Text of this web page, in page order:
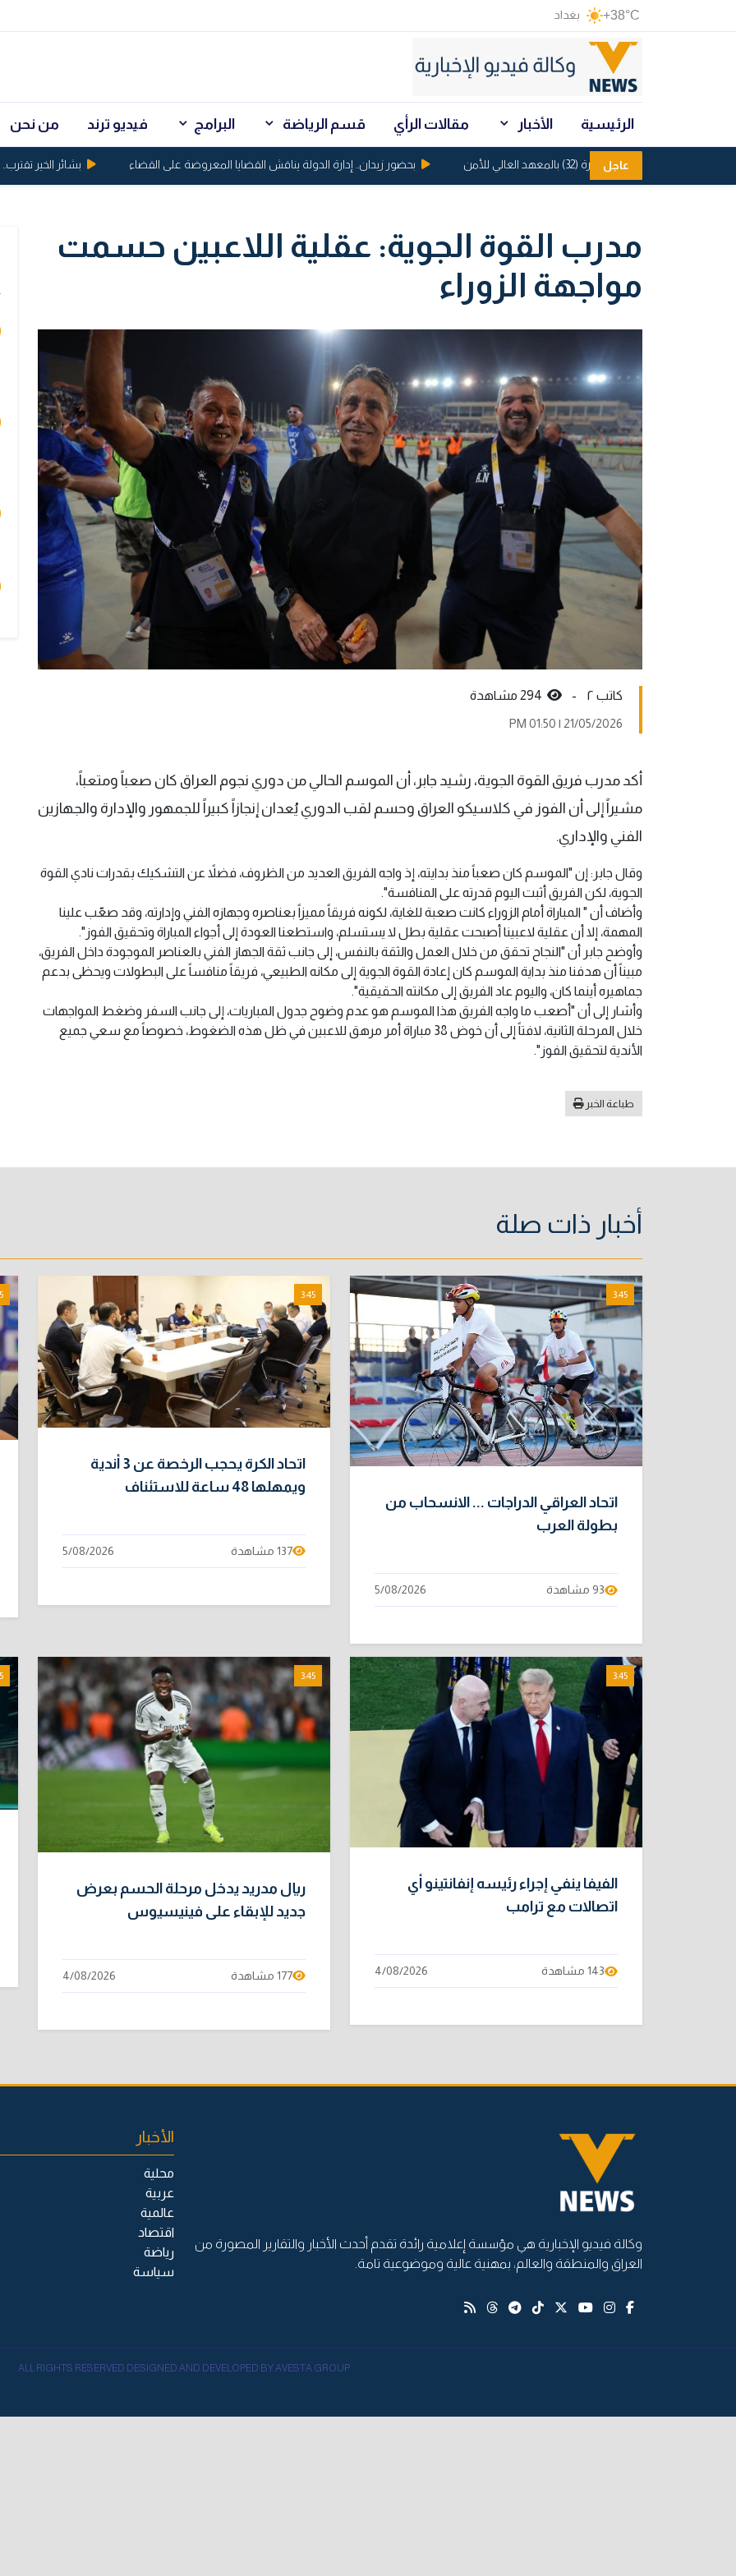
+38°C بغداد
الرئيسية الأخبار مقالات الرأي قسم الرياضة البرامج فيديو ترند من نحن
عاجل
فتح التقديم للدورة (32) بالمعهد العالي للأمن بحضور زيدان.. إدارة الدولة يناقش القضايا المعروضة على القضاء بشائر الخير تقترب..
مدرب القوة الجوية: عقلية اللاعبين حسمت
مواجهة الزوراء
کاتب ٢ -
21/05/2026 | 01:50 PM
أكد مدرب فريق القوة الجوية، رشيد جابر، أن الموسم الحالي من دوري نجوم العراق كان صعباً ومتعباً،
مشيراً إلى أن الفوز في كلاسيكو العراق وحسم لقب الدوري يُعدان إنجازاً كبيراً للجمهور والإدارة والجهازين
الفني والإداري.
وقال جابر: إن "الموسم كان صعباً منذ بدايته، إذ واجه الفريق العديد من الظروف، فضلاً عن التشكيك بقدرات نادي القوة
الجوية، لكن الفريق أثبت اليوم قدرته على المنافسة".
وأضاف أن " المباراة أمام الزوراء كانت صعبة للغاية، لكونه فريقاً مميزاً بعناصره وجهازه الفني وإدارته، وقد صعّب علينا
المهمة، إلا أن عقلية لاعبينا أصبحت عقلية بطل لا يستسلم، واستطعنا العودة إلى أجواء المباراة وتحقيق الفوز".
وأوضح جابر أن "النجاح تحقق من خلال العمل والثقة بالنفس، إلى جانب ثقة الجهاز الفني بالعناصر الموجودة داخل الفريق،
مبيناً أن هدفنا منذ بداية الموسم كان إعادة القوة الجوية إلى مكانه الطبيعي، فريقاً منافساً على البطولات ويحظى بدعم
جماهيره أينما كان، واليوم عاد الفريق إلى مكانته الحقيقية".
وأشار إلى أن "أصعب ما واجه الفريق هذا الموسم هو عدم وضوح جدول المباريات، إلى جانب السفر وضغط المواجهات
خلال المرحلة الثانية، لافتاً إلى أن خوض 38 مباراة أمر مرهق للاعبين في ظل هذه الضغوط، خصوصاً مع سعي جميع
الأندية لتحقيق الفوز".
طباعة الخبر
أخبار ذات صلة
3:45
اتحاد العراقي الدراجات ... الانسحاب من
بطولة العرب
93 مشاهدة 5/08/2026
3:45
اتحاد الكرة يحجب الرخصة عن 3 أندية
ويمهلها 48 ساعة للاستئناف
137 مشاهدة 5/08/2026
3:45
الفيفا ينفي إجراء رئيسه إنفانتينو أي
اتصالات مع ترامب
143 مشاهدة 4/08/2026
3:45
ريال مدريد يدخل مرحلة الحسم بعرض
جديد للإبقاء على فينيسيوس
177 مشاهدة 4/08/2026
وكالة فيديو الإخبارية هي مؤسسة إعلامية رائدة تقدم أحدث الأخبار والتقارير المصورة من
العراق والمنطقة والعالم، بمهنية عالية وموضوعية تامة.
الأخبار
محلية
عربية
عالمية
اقتصاد
رياضة
سياسة
ALL RIGHTS RESERVED DESIGNED AND DEVELOPED BY AVESTA GROUP